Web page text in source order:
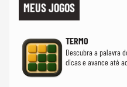
MEUS JOGOS
TERMO
Descubra a palavra
dicas e avance até